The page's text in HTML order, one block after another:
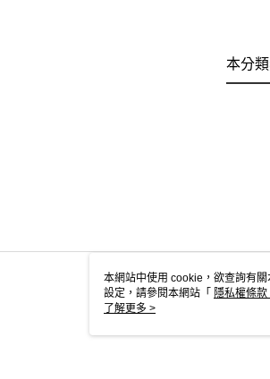
本分
本網站中使用 cookie，欲查詢有
設定，請參閱本網站「 隱私權條款
使用 cookie。
了解更多 >